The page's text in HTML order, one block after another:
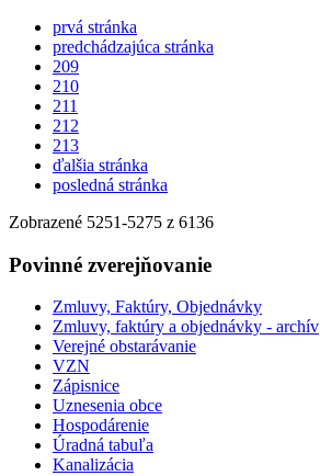
prvá stránka
predchádzajúca stránka
209
210
211
212
213
ďalšia stránka
posledná stránka
Zobrazené 5251-5275 z 6136
Povinné zverejňovanie
Zmluvy, Faktúry, Objednávky
Zmluvy, faktúry a objednávky - archív
Verejné obstarávanie
VZN
Zápisnice
Uznesenia obce
Hospodárenie
Úradná tabuľa
Kanalizácia